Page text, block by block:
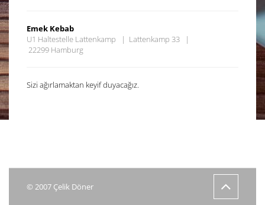
Emek Kebab
U1 Haltestelle Lattenkamp | Lattenkamp 33 |
22299 Hamburg
Sizi ağırlamaktan keyif duyacağız.
© 2007 Çelik Döner